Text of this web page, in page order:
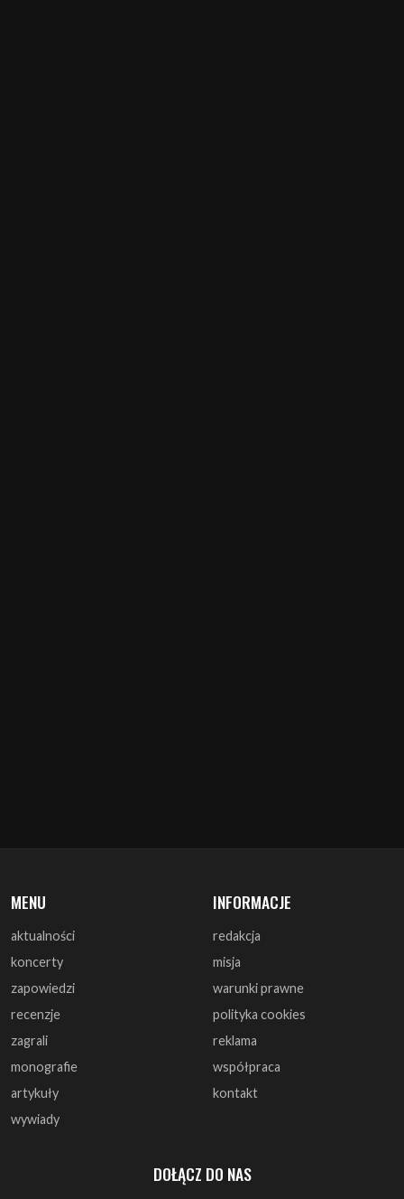
aktualności
zapowiedzi
recenzje
zagrali
monografie
artykuły
wywiady
redakcja
warunki prawne
polityka cookies
reklama
współpraca
kontakt
DOŁĄCZ DO NAS